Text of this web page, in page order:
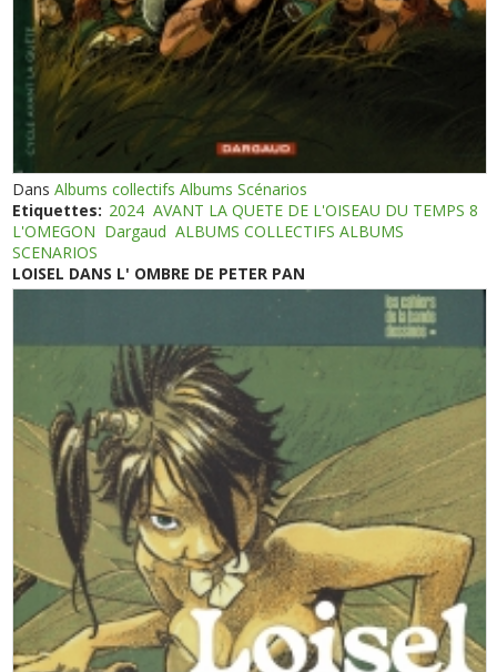
DansAlbums collectifs Albums Scénarios
Etiquettes: 2024 AVANT LA QUETE DE L'OISEAU DU TEMPS 8
L'OMEGON Dargaud ALBUMS COLLECTIFS ALBUMS
SCENARIOS
LOISEL DANS L' OMBRE DE PETER PAN